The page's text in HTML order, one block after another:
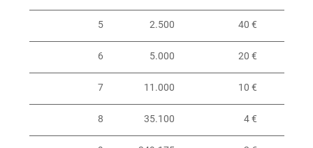
5 2.500 40 €
6 5.000 20 €
7 11.000 10 €
8 35.100 4 €